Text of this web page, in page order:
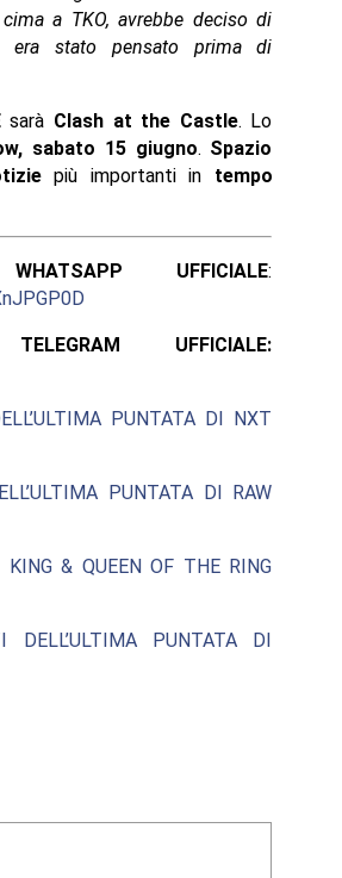
a TKO, avrebbe deciso di
era stato pensato prima di
sarà Clash at the Castle. Lo
sabato 15 giugno. Spazio
più importanti in tempo
UFFICIALE:
UFFICIALE:
PUNTATA DI NXT
PUNTATA DI RAW
& QUEEN OF THE RING
PUNTATA DI